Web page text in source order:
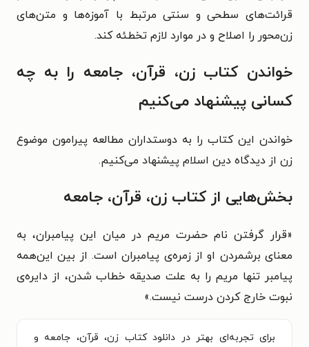
قرائت‌های سطحی و سنتی مرتبط با آموزه‌ها و متن‌های
زن‌محور را اصلاح و در موارد لازم تخطئه کند.
خواندن کتاب زن، قرآن، جامعه را به چه
کسانی پیشنهاد می‌کنیم
خواندن این کتاب را به دوستداران مطالعه پیرامون موضوع
زن از دیدگاه دین اسلام پیشنهاد می‌کنیم.
بخش‌هایی از کتاب زن، قرآن، جامعه
«قرار گرفتن نام حضرت مریم در میان این پیامبران، به
معنای برشمردن او از زمره‌ی پیامبران است. از بین این‌همه
پیامبر تنها مریم را به علت صدیقه خطاب شدن، از دایره‌ی
نبوت خارج کردن درست نیست.»
برای تجربه‌ای بهتر در دانلود کتاب زن، قرآن، جامعه و